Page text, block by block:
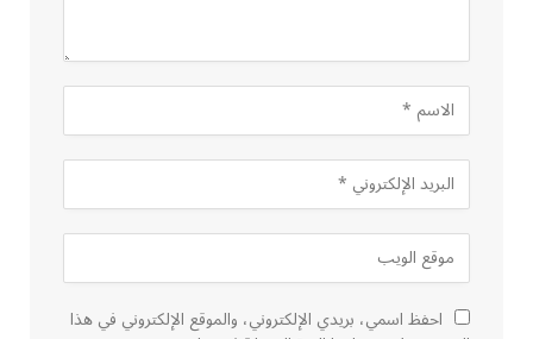
احفظ اسمي، بريدي الإلكتروني، والموقع الإلكتروني في هذا